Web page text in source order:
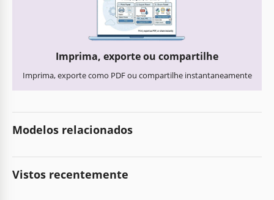
Imprima, exporte ou compartilhe
Imprima, exporte como PDF ou compartilhe instantaneamente
Modelos relacionados
Vistos recentemente